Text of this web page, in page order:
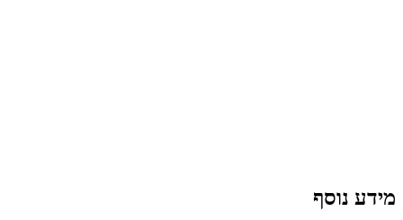
מידע נוסף